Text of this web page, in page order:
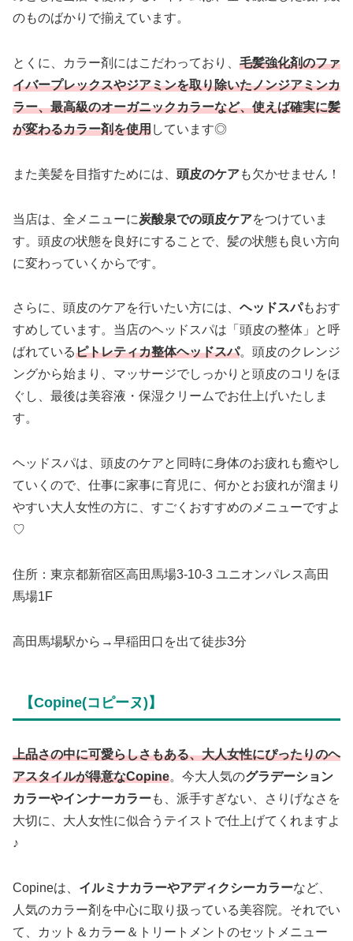
のものばかりで揃えています。
とくに、カラー剤にはこだわっており、 毛髪強化剤のファ
イバープレックスやジアミンを取り除いたノンジアミンカ
ラー、最高級のオーガニックカラーなど、使えば確実に髪
が変わるカラー剤を使用しています◎
また美髪を目指すためには、 頭皮のケアも欠かせません！
当店は、全メニューに炭酸泉での頭皮ケアをつけていま
す。頭皮の状態を良好にすることで、髪の状態も良い方向
に変わっていくからです。
さらに、頭皮のケアを行いたい方には、 ヘッドスパもおす
すめしています。当店のヘッドスパは「頭皮の整体」と呼
ばれているピトレティカ整体ヘッドスパ。頭皮のクレンジ
ングから始まり、マッサージでしっかりと頭皮のコリをほ
ぐし、最後は美容液・保湿クリームでお仕上げいたしま
す。
ヘッドスパは、頭皮のケアと同時に身体のお疲れも癒やし
ていくので、仕事に家事に育児に、何かとお疲れが溜まり
やすい大人女性の方に、すごくおすすめのメニューですよ
♡
住所：東京都新宿区高田馬場3-10-3 ユニオンパレス高田
馬場1F
高田馬場駅から→早稲田口を出て徒歩3分
【Copine(コピーヌ)】
上品さの中に可愛らしさもある、大人女性にぴったりのヘ
アスタイルが得意なCopine。今大人気のグラデーション
カラーやインナーカラーも、派手すぎない、さりげなさを
大切に、大人女性に似合うテイストで仕上げてくれますよ
♪
Copineは、 イルミナカラーやアディクシーカラーなど、
人気のカラー剤を中心に取り扱っている美容院。それでい
て、カット＆カラー＆トリートメントのセットメニュー